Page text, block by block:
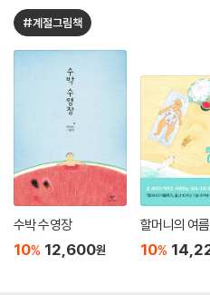
#계절그림책
수박 수영장
10% 12,600원
할머니의 여
10%